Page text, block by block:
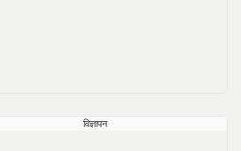
विज्ञापन